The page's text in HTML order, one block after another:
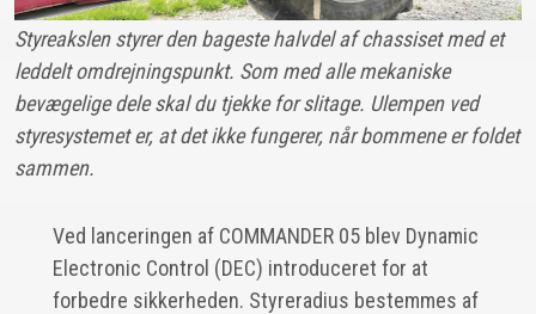
Styreakslen styrer den bageste halvdel af chassiset med et
leddelt omdrejningspunkt. Som med alle mekaniske
bevægelige dele skal du tjekke for slitage. Ulempen ved
styresystemet er, at det ikke fungerer, når bommene er foldet
sammen.
Ved lanceringen af COMMANDER 05 blev Dynamic
Electronic Control (DEC) introduceret for at
forbedre sikkerheden. Styreradius bestemmes af